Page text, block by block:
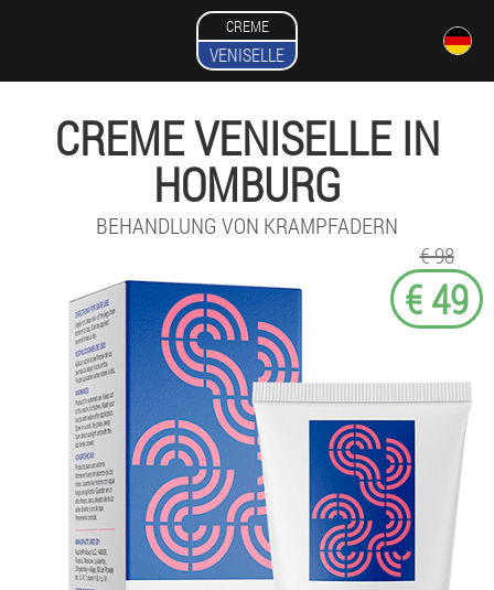
CREME
VENISELLE
CREME VENISELLE IN
HOMBURG
BEHANDLUNG VON KRAMPFADERN
€ 98
€ 49